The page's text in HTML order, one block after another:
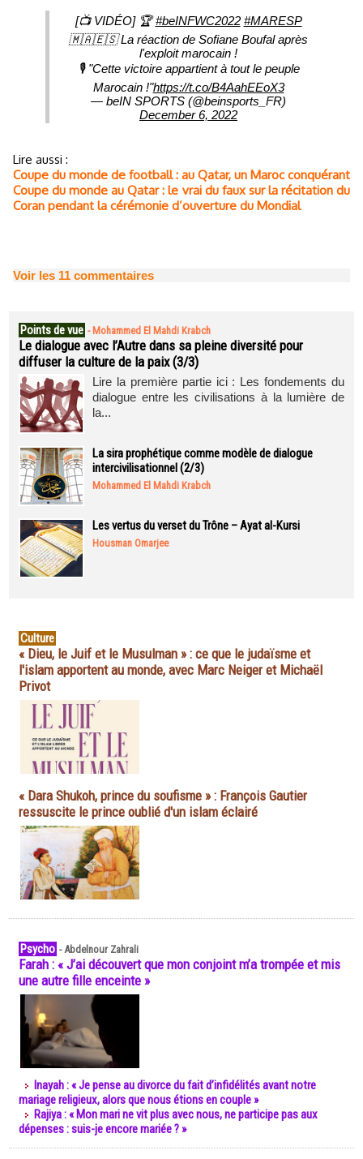
[📺 VIDÉO] 🏆#beINFWC2022 #MARESP
🇲🇦🇪🇸 La réaction de Sofiane Boufal après
l'exploit marocain !
🎙️ "Cette victoire appartient à tout le peuple
Marocain !"https://t.co/B4AahEEoX3
— beIN SPORTS (@beinsports_FR)
December 6, 2022
Lire aussi :
Coupe du monde de football : au Qatar, un Maroc conquérant
Coupe du monde au Qatar : le vrai du faux sur la récitation du
Coran pendant la cérémonie d’ouverture du Mondial
Voir les 11 commentaires
Points de vue - Mohammed El Mahdi Krabch
Le dialogue avec l’Autre dans sa pleine diversité pour
diffuser la culture de la paix (3/3)
Lire la première partie ici : Les fondements du
dialogue entre les civilisations à la lumière de
la...
La sira prophétique comme modèle de dialogue
intercivilisationnel (2/3)
Mohammed El Mahdi Krabch
Les vertus du verset du Trône – Ayat al-Kursi
Housman Omarjee
Culture
« Dieu, le Juif et le Musulman » : ce que le judaïsme et
l'islam apportent au monde, avec Marc Neiger et Michaël
Privot
« Dara Shukoh, prince du soufisme » : François Gautier
ressuscite le prince oublié d'un islam éclairé
Psycho -Abdelnour Zahrali
Farah : « J’ai découvert que mon conjoint m’a trompée et mis
une autre fille enceinte »
Inayah : « Je pense au divorce du fait d’infidélités avant notre
mariage religieux, alors que nous étions en couple »
Rajiya : « Mon mari ne vit plus avec nous, ne participe pas aux
dépenses : suis-je encore mariée ? »